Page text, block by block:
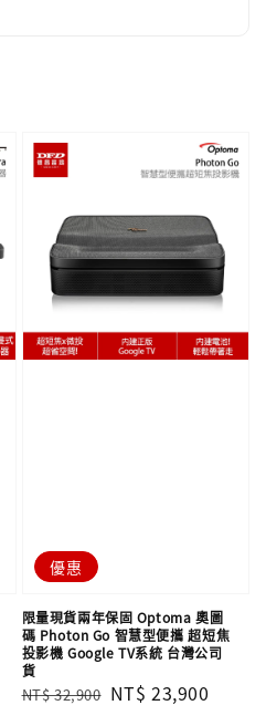
優惠
限量現貨兩年保固 Optoma 奧圖
碼 Photon Go 智慧型便攜 超短焦
投影機 Google TV系統 台灣公司
貨
Regular
NT$ 32,900 Sale
NT$ 23,900